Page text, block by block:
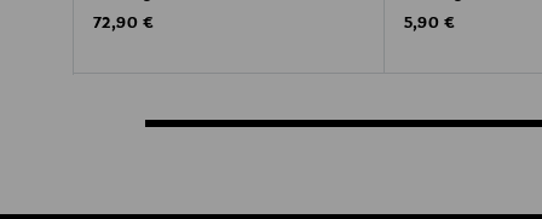
Original Price
72,90 €
Original Price
5,90 €